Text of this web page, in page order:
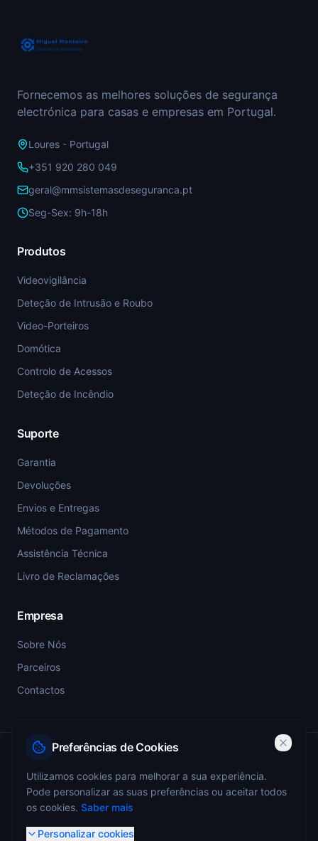
Fornecemos as melhores soluções de segurança
electrónica para casas e empresas em Portugal.
Loures - Portugal
+351 920 280 049
geral@mmsistemasdeseguranca.pt
Seg-Sex: 9h-18h
Produtos
Videovigilância
Deteção de Intrusão e Roubo
Video-Porteiros
Domótica
Controlo de Acessos
Deteção de Incêndio
Suporte
Garantia
Devoluções
Envios e Entregas
Métodos de Pagamento
Assistência Técnica
Livro de Reclamações
Empresa
Sobre Nós
Parceiros
Contactos
ANEPC — Portaria 773/2009 — Registo nº 4349
Preferências de Cookies
Utilizamos cookies para melhorar a sua experiência.
Pode personalizar as suas preferências ou aceitar todos
os cookies. Saber mais
Personalizar cookies